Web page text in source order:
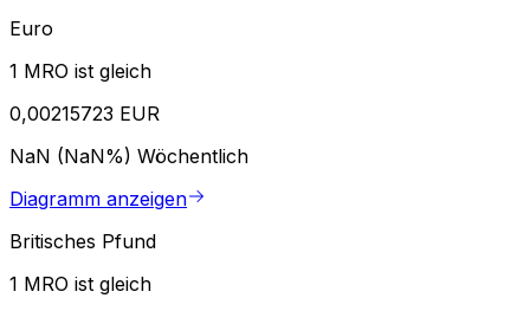
Euro
1 MRO ist gleich
0,00215723 EUR
NaN (NaN%) Wöchentlich
Diagramm anzeigen
Britisches Pfund
1 MRO ist gleich